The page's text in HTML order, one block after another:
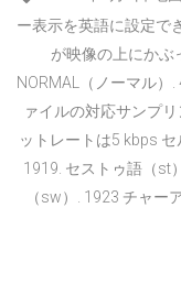
ー表示を英語に設定で
が映像の上にかぶ
NORMAL（ノーマル）.
ァイルの対応サンプ
ットレートは5 kbps
1919. セストゥ語（st
（sw）. 1923 チャー